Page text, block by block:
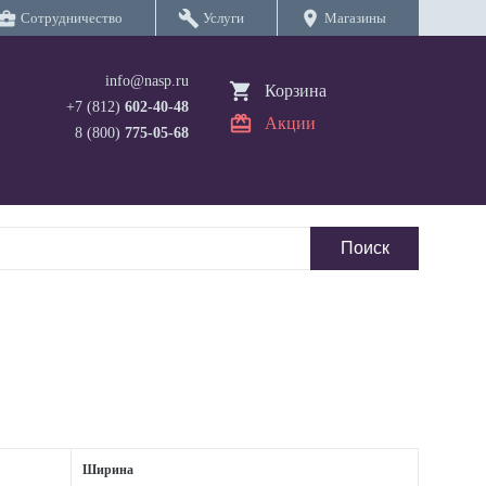
Сотрудничество build Услуги location_on Магазины
info@nasp.ru
+7 (812) 602-40-48
8 (800) 775-05-68
Корзина
Акции
Ширина